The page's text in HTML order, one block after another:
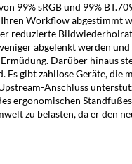
sRGB und 99%
Workflow abgestimmt
reduzierte
abgelenkt werden
Darüber hinaus
gibt zahllose Geräte,
Anschluss
ergonomischen
zu belasten, da er den